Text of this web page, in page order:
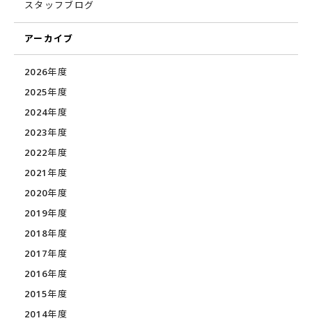
スタッフブログ
アーカイブ
2026年度
2025年度
2024年度
2023年度
2022年度
2021年度
2020年度
2019年度
2018年度
2017年度
2016年度
2015年度
2014年度